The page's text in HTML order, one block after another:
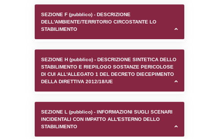
Stabilimento Brenntag
comune di Trezzano sul
(Milano) -
SEZIONE A1 (pubblico) - INFORMAZIONI
SEZIONE D (pubblico) - INFORMAZIONI